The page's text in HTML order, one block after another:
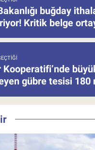
buğday
Kritik belge
Kooperatifi’nde
gübre tesisi 180